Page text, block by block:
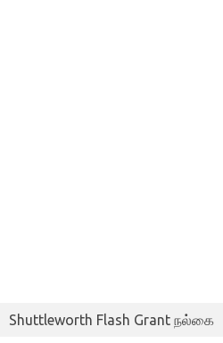
Shuttleworth Flash Grant நல்கை